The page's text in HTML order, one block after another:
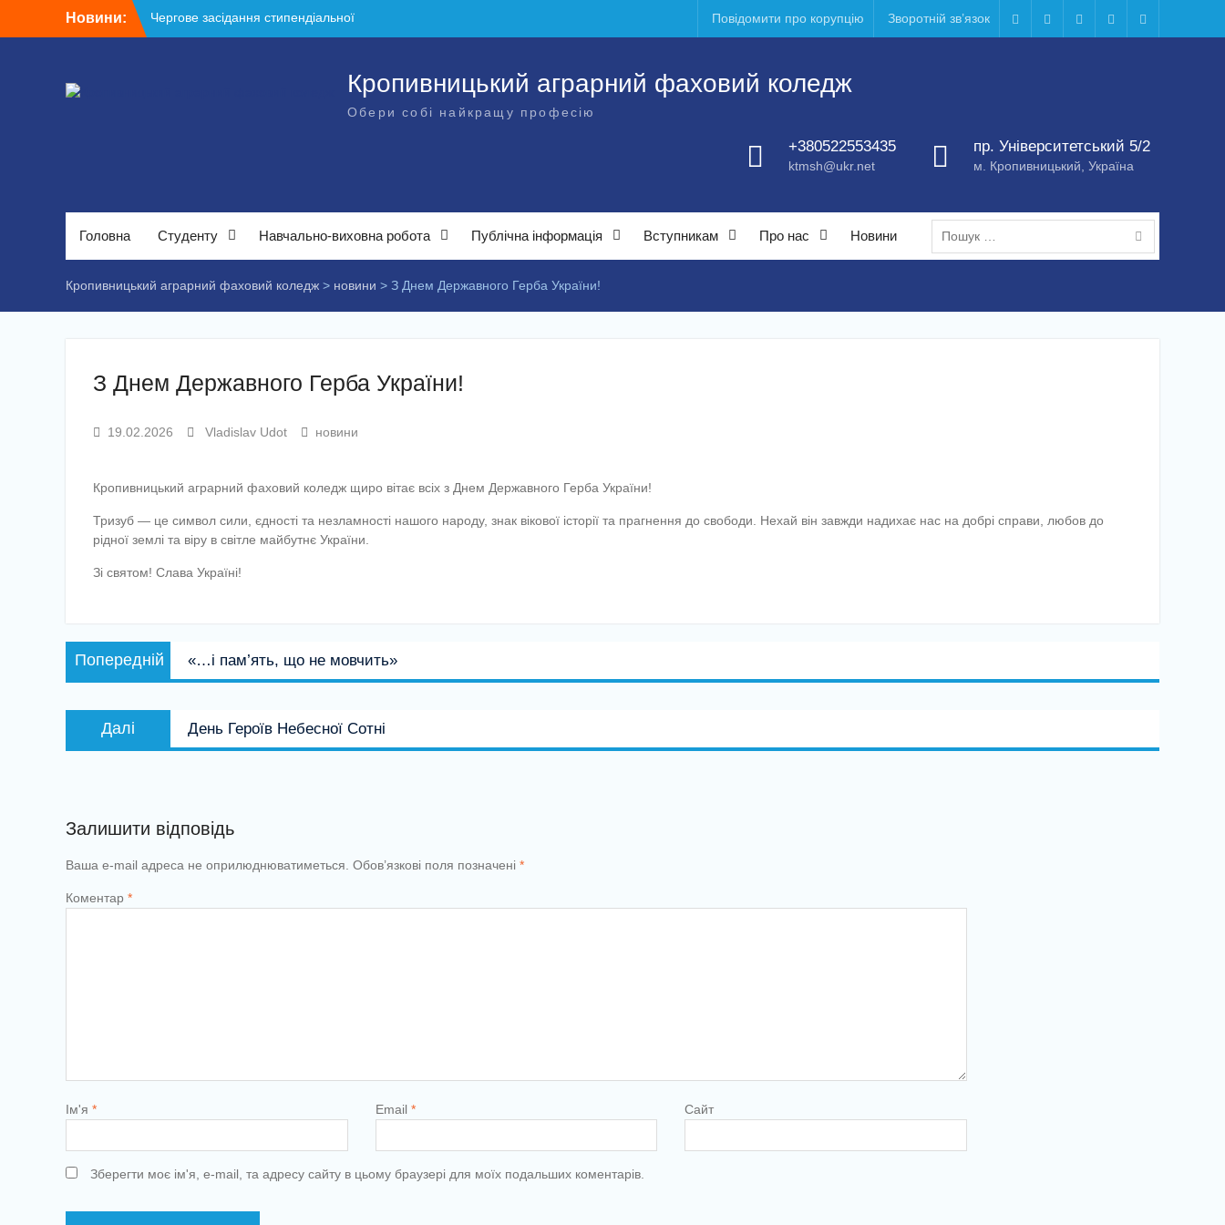
Новини:
Чергове засідання стипендіальної
комісії: основні рішення
Крок до сучасної підприємницької освіти
TelegramFacebookInstagram
X Youtube
Повідомити про корупцію Зворотній зв’язок
Кропивницький аграрний фаховий коледж
Обери собі найкращу професію
+380522553435
ktmsh@ukr.net
пр. Університетський 5/2
м. Кропивницький, Україна
Головна Студенту Навчально-виховна робота Публічна інформація Вступникам Про нас Новини
Пошук:
Кропивницький аграрний фаховий коледж > новини > З Днем Державного Герба України!
З Днем Державного Герба України!
19.02.2026 Vladislav Udot новини
Кропивницький аграрний фаховий коледж щиро вітає всіх з Днем Державного Герба України!
Тризуб — це символ сили, єдності та незламності нашого народу, знак вікової історії та прагнення до свободи. Нехай він завжди надихає нас на добрі справи, любов до
рідної землі та віру в світле майбутнє України.
Зі святом! Слава Україні!
Навігація
записів
Попередній
запис:
«…і пам’ять, що не мовчить»
Далі
запис:
День Героїв Небесної Сотні
Залишити відповідь
Ваша e-mail адреса не оприлюднюватиметься. Обов’язкові поля позначені *
Коментар *
Ім'я * Email * Сайт
Зберегти моє ім'я, e-mail, та адресу сайту в цьому браузері для моїх подальших коментарів.